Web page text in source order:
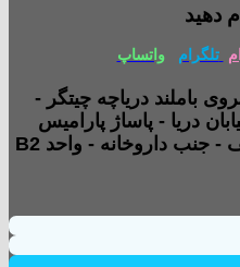
دهید
تلگرام واتساپ
- منطقه 22- روبروی باملند دریاچه چیتگر -
دریا - پاساژ پارامیس